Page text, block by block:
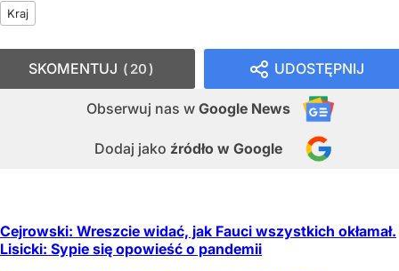
Kraj
UDOSTĘPNIJ
Obserwuj nas w Google News
Dodaj jako źródło w Google
SKOMENTUJ 20
Cejrowski: Wreszcie widać, jak Fauci wszystkich okłamał.
Lisicki: Sypie się opowieść o pandemii